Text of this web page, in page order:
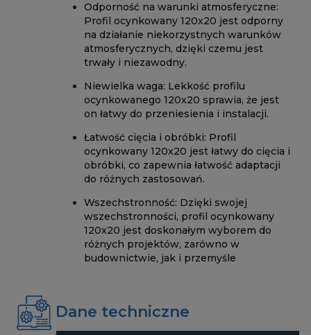
Odporność na warunki atmosferyczne:
Profil ocynkowany 120x20 jest odporny
na działanie niekorzystnych warunków
atmosferycznych, dzięki czemu jest
trwały i niezawodny.
Niewielka waga: Lekkość profilu
ocynkowanego 120x20 sprawia, że jest
on łatwy do przeniesienia i instalacji.
Łatwość cięcia i obróbki: Profil
ocynkowany 120x20 jest łatwy do cięcia i
obróbki, co zapewnia łatwość adaptacji
do różnych zastosowań.
Wszechstronność: Dzięki swojej
wszechstronności, profil ocynkowany
120x20 jest doskonałym wyborem do
różnych projektów, zarówno w
budownictwie, jak i przemyśle
Dane techniczne